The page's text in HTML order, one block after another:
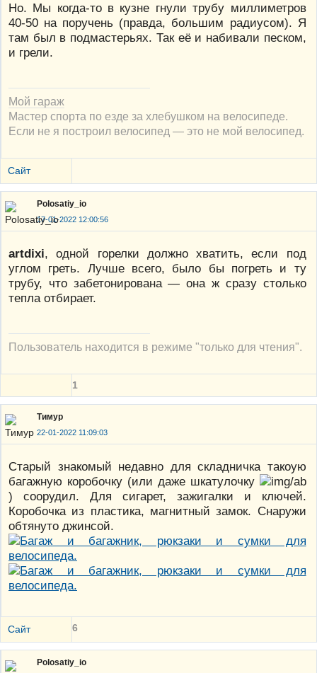
Но. Мы когда-то в кузне гнули трубу миллиметров
40-50 на поручень (правда, большим радиусом). Я
там был в подмастерьях. Так её и набивали песком,
и грели.
Мой гараж
Мастер спорта по езде за хлебушком на велосипеде.
Если не я построил велосипед — это не мой велосипед.
Сайт
Polosatiy_io
17-01-2022 12:00:56
artdixi, одной горелки должно хватить, если под
углом греть. Лучше всего, было бы погреть и ту
трубу, что забетонирована — она ж сразу столько
тепла отбирает.
Пользователь находится в режиме "только для чтения".
1
Тимур
22-01-2022 11:09:03
Старый знакомый недавно для складничка такоую
багажную коробочку (или даже шкатулочку
) соорудил. Для сигарет, зажигалки и ключей.
Коробочка из пластика, магнитный замок. Снаружи
обтянуто джинсой.
Сайт 6
Polosatiy_io